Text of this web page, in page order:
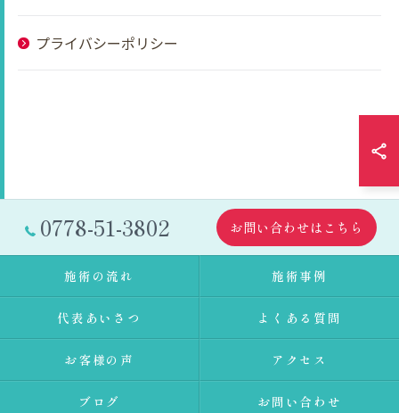
プライバシーポリシー
0778-51-3802 お問い合わせはこちら
施術の流れ 施術事例
代表あいさつ よくある質問
お客様の声 アクセス
ブログ お問い合わせ